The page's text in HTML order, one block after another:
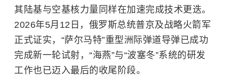
其陆基与空基核力量同样在加速完成技术更迭。
2026年5月12日，俄罗斯总统普京及战略火箭军
正式证实，“萨尔马特”重型洲际弹道导弹已成功
完成新一轮试射，“海燕”与“波塞冬”系统的研发
工作也已迈入最后的收尾阶段。